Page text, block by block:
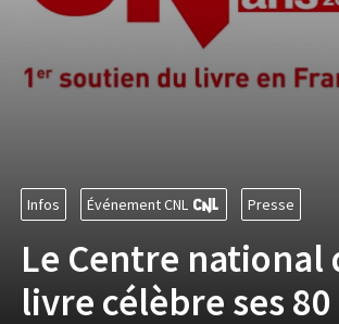
Infos Événement CNL Presse
Le Centre national
livre célèbre ses 80